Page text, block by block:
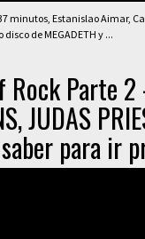
minutos, Estanislao Aimar,
de MEGADETH y ...
Parte 2
JUDAS
para ir